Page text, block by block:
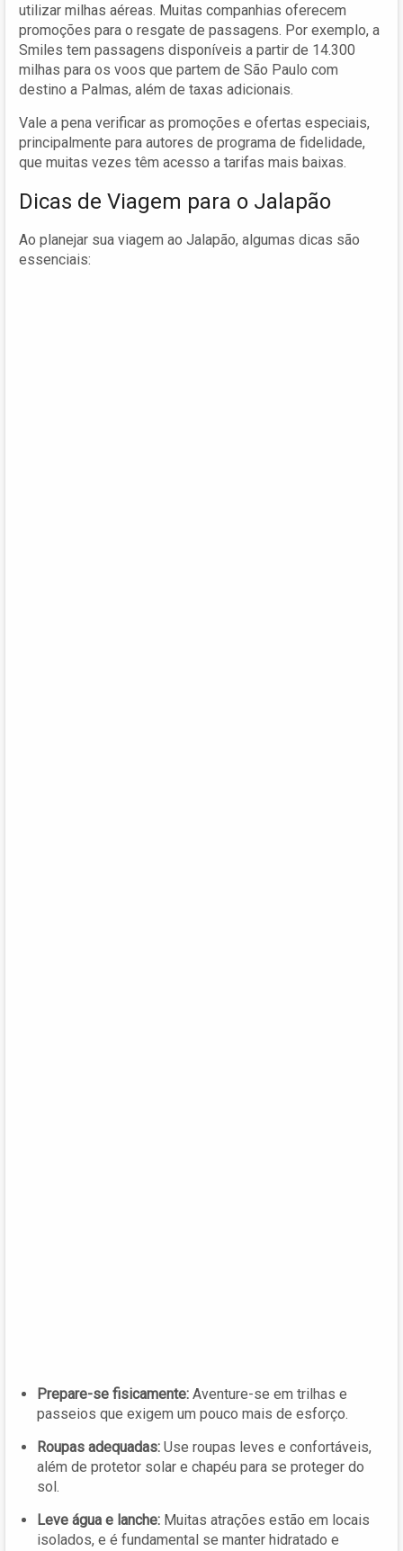
utilizar milhas aéreas. Muitas companhias oferecem
promoções para o resgate de passagens. Por exemplo, a
Smiles tem passagens disponíveis a partir de 14.300
milhas para os voos que partem de São Paulo com
destino a Palmas, além de taxas adicionais.
Vale a pena verificar as promoções e ofertas especiais,
principalmente para autores de programa de fidelidade,
que muitas vezes têm acesso a tarifas mais baixas.
Dicas de Viagem para o Jalapão
Ao planejar sua viagem ao Jalapão, algumas dicas são
essenciais:
Prepare-se fisicamente: Aventure-se em trilhas e
passeios que exigem um pouco mais de esforço.
Roupas adequadas: Use roupas leves e confortáveis,
além de protetor solar e chapéu para se proteger do
sol.
Leve água e lanche: Muitas atrações estão em locais
isolados, e é fundamental se manter hidratado e